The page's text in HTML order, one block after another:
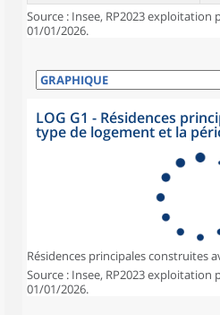
Source : Insee, RP2023 exploitation
01/01/2026.
LOG G1 - Résidences
type de logement et la
Résidences principales construites
Source : Insee, RP2023 exploitation
01/01/2026.